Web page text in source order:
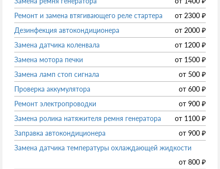
Ремонт и замена втягивающего реле стартера
от 2300 ₽
Дезинфекция автокондиционера
от 2000 ₽
Замена датчика коленвала
от 1200 ₽
Замена мотора печки
от 1500 ₽
Замена ламп стоп сигнала
от 500 ₽
Проверка аккумулятора
от 600 ₽
Ремонт электропроводки
от 900 ₽
Замена ролика натяжителя ремня генератора
от 1100 ₽
Заправка автокондиционера
от 900 ₽
Замена датчика температуры охлаждающей жидкости
от 800 ₽